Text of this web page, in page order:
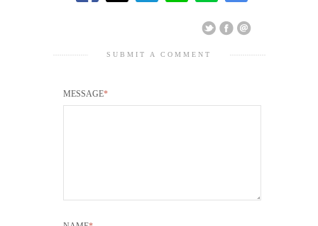
SUBMIT A COMMENT
MESSAGE*